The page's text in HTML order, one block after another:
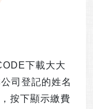
下載大大
司登記的姓名
按下顯示繳費